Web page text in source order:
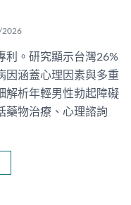
利。研究顯示台灣26%
因涵蓋心理因素與多重
解析年輕男性勃起障礙
藥物治療、心理諮詢